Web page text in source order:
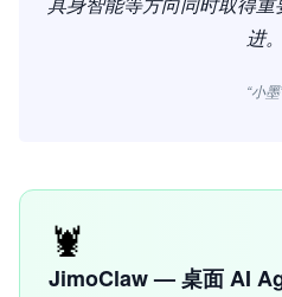
进。
“小墨
🦞
JimoClaw — 桌面 AI